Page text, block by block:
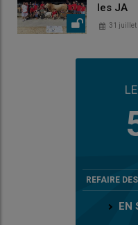
les JA
31 juillet
REFAIRE
EN